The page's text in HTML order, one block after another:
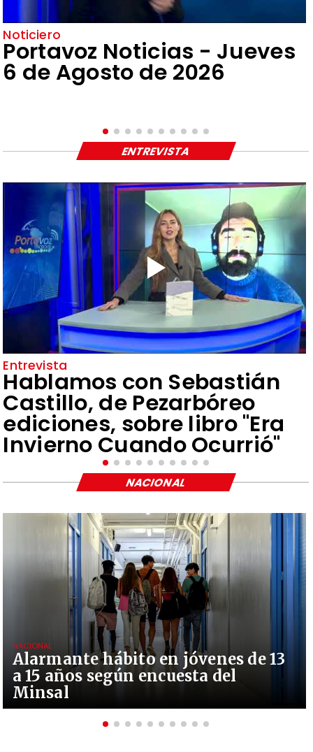
Noticiero
Portavoz Noticias - Jueves
6 de Agosto de 2026
Entrevista
Hablamos con Sebastián
Castillo, de Pezarbóreo
ediciones, sobre libro "Era
Invierno Cuando Ocurrió"
ENTREVISTA
Alarmante hábito en jóvenes de 13
a 15 años según encuesta del
Minsal
NACIONAL
NACIONAL